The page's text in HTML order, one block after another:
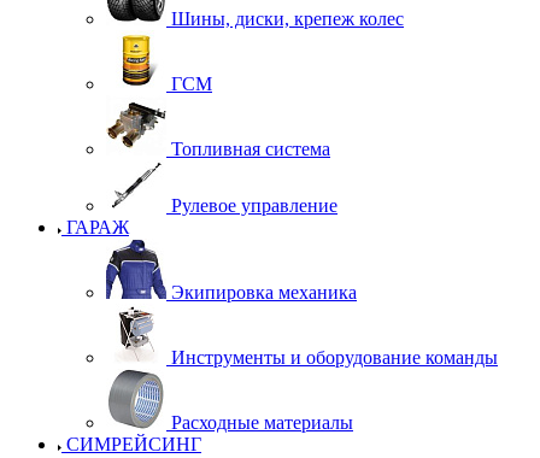
Шины, диски, крепеж колес
ГСМ
Топливная система
Рулевое управление
ГАРАЖ
Экипировка механика
Инструменты и оборудование команды
Расходные материалы
СИМРЕЙСИНГ